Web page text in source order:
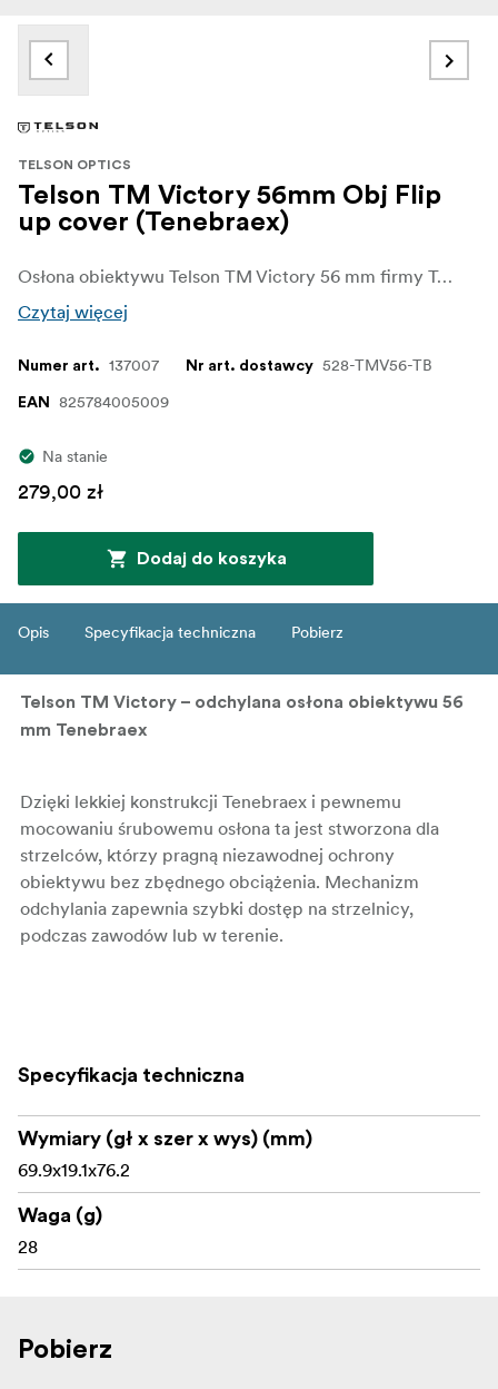
TELSON OPTICS
Telson TM Victory 56mm Obj Flip
up cover (Tenebraex)
Osłona obiektywu Telson TM Victory 56 mm firmy Tenebraex to wysokiej jakości osłona przedniej soczewki przeznaczona do lunety Target Master Victory 5-32x56. Zapewnia ona dużej soczewce obiektywowej o średnicy 56 mm niezawodną ochronę przed kurzem, brudem i trudnymi warunkami zewnętrznymi.
Czytaj więcej
Numer art. 137007 Nr art. dostawcy 528-TMV56-TB
EAN 825784005009
Na stanie
279,00 zł
Dodaj do koszyka
Opis Specyfikacja techniczna Pobierz
Telson TM Victory – odchylana osłona obiektywu 56
mm Tenebraex
Dzięki lekkiej konstrukcji Tenebraex i pewnemu
mocowaniu śrubowemu osłona ta jest stworzona dla
strzelców, którzy pragną niezawodnej ochrony
obiektywu bez zbędnego obciążenia. Mechanizm
odchylania zapewnia szybki dostęp na strzelnicy,
podczas zawodów lub w terenie.
Odchylana osłona obiektywu Tenebraex 56 mm
Zaprojektowana dla lunety Telson Target Master
Victory 5-32x56
Najwyższej jakości lekka konstrukcja
Solidnie przykręcana do tulei obiektywu
Specyfikacja techniczna
Wymiary (gł x szer x wys) (mm)
69.9x19.1x76.2
Waga (g)
28
Pobierz